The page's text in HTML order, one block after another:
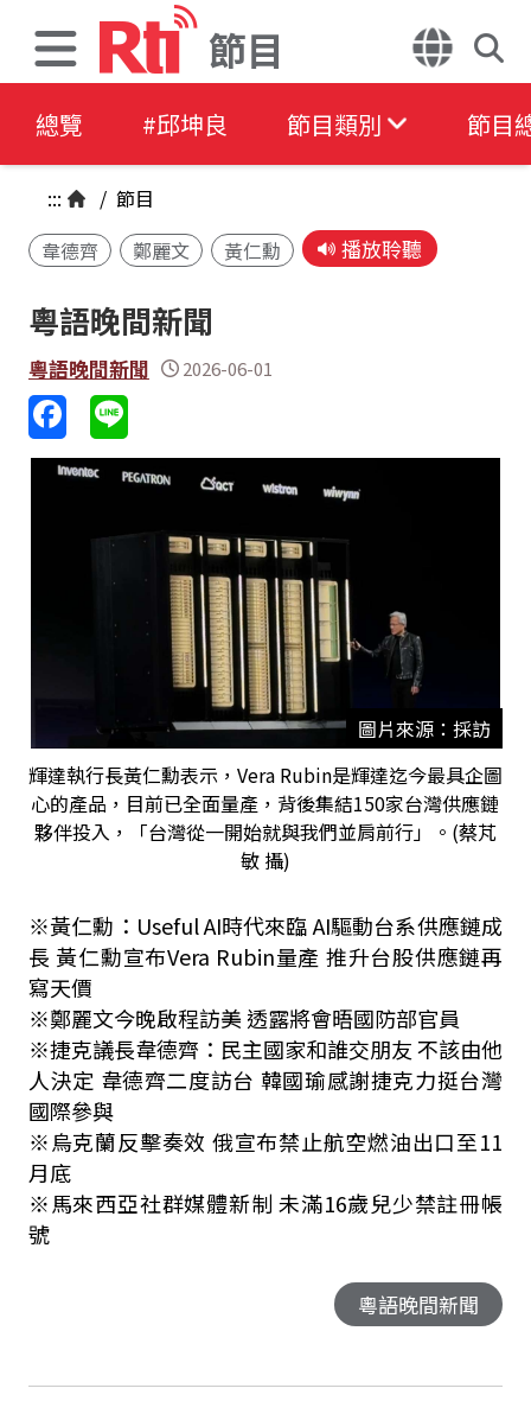
節目
總覽 #邱坤良 節目類別 節目
::: / 節目
韋德齊
鄭麗文 黃仁勳 播放聆聽
粵語晚間新聞
粵語晚間新聞 2026-06-01
圖片來源：採訪
輝達執行長黃仁勳表示，Vera Rubin是輝達迄今最具企圖
心的產品，目前已全面量產，背後集結150家台灣供應鏈
夥伴投入，「台灣從一開始就與我們並肩前行」。(蔡芃
敏 攝)
※黃仁勳：Useful AI時代來臨 AI驅動台系供應鏈成
長 黃仁勳宣布Vera Rubin量產 推升台股供應鏈再
寫天價
※鄭麗文今晚啟程訪美 透露將會晤國防部官員
※捷克議長韋德齊：民主國家和誰交朋友 不該由他
人決定 韋德齊二度訪台 韓國瑜感謝捷克力挺台灣
國際參與
※烏克蘭反擊奏效 俄宣布禁止航空燃油出口至11
月底
※馬來西亞社群媒體新制 未滿16歲兒少禁註冊帳
號
粵語晚間新聞